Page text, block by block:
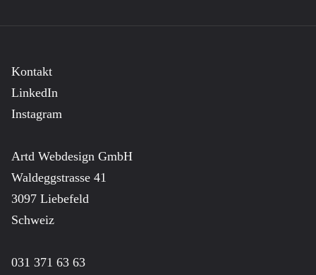
Kontakt
LinkedIn
Instagram
Artd Webdesign GmbH
Waldeggstrasse 41
3097 Liebefeld
Schweiz
031 371 63 63